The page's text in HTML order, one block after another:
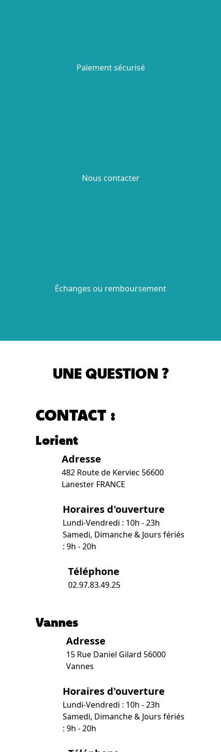
Paiement sécurisé
Nous contacter
Échanges ou remboursement
UNE QUESTION ?
CONTACT :
Lorient
Adresse
482 Route de Kerviec 56600
Lanester FRANCE
Horaires d'ouverture
Lundi-Vendredi : 10h - 23h
Samedi, Dimanche & Jours fériés
: 9h - 20h
Téléphone
02.97.83.49.25
Vannes
Adresse
15 Rue Daniel Gilard 56000
Vannes
Horaires d'ouverture
Lundi-Vendredi : 10h - 23h
Samedi, Dimanche & Jours fériés
: 9h - 20h